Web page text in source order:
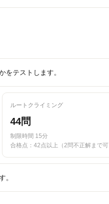
をテストします。
ルートクライミング
44問
制限時間 15分
合格点：42点以上（2問不正解まで
。